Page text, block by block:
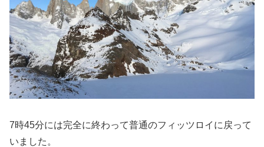
7時45分には完全に終わって普通のフィッツロイに戻って
いました。